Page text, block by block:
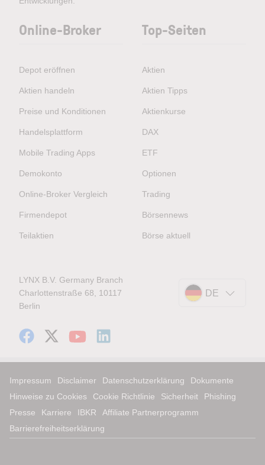
Online-Broker
Depot eröffnen
Aktien handeln
Preise und Konditionen
Handelsplattform
Mobile Trading Apps
Demokonto
Online-Broker Vergleich
Firmendepot
Teilaktien
Top-Seiten
Aktien
Aktien Tipps
Aktienkurse
DAX
ETF
Optionen
Trading
Börsennews
Börse aktuell
LYNX B.V. Germany Branch
Charlottenstraße 68, 10117
Berlin
DE
Impressum Disclaimer Datenschutzerklärung
Dokumente
Hinweise zu Cookies
Cookie Richtlinie Sicherheit
Phishing
Presse
Karriere IBKR
Affiliate Partnerprogramm
Barrierefreiheitserklärung